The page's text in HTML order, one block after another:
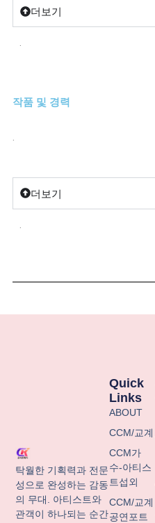
더보기
.
작품 및 경력
.
더보기
탁월한 기획력과 전문
성으로 완성하는 감동
의 무대. 아티스트와
관객이 하나되는 순간
Quick
Links
ABOUT
CCM/교계
CCM가
수-아티스
트섭외
CCM/교계
공연포트